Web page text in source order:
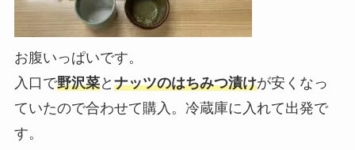
お腹いっぱいです。
入口で野沢菜と ナッツのはちみつ漬けが安くなっ
ていたので合わせて購入。冷蔵庫に入れて出発で
す。